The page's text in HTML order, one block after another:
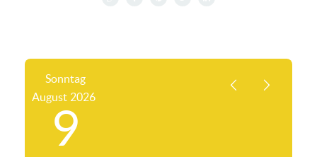
Sonntag
August 2026
9